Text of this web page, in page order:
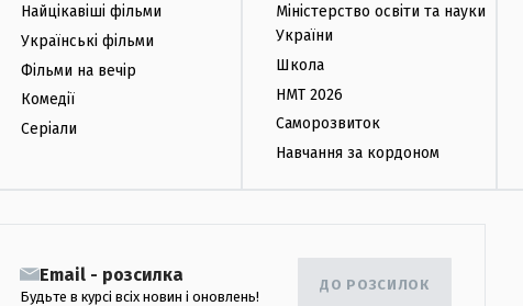
Найцікавіші фільми
Українські фільми
Фільми на вечір
Комедії
Серіали
Міністерство освіти та науки
України
Школа
НМТ 2026
Саморозвиток
Навчання за кордоном
Email - розсилка
Будьте в курсі всіх новин і оновлень!
ДО РОЗСИЛОК